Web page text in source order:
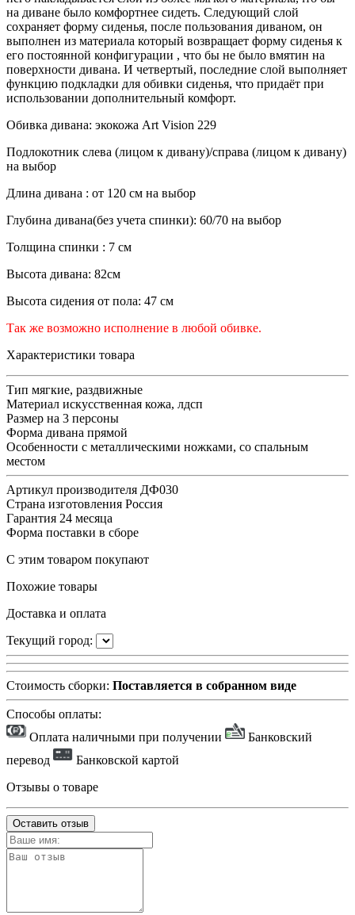
на диване было комфортнее сидеть. Следующий слой
сохраняет форму сиденья, после пользования диваном, он
выполнен из материала который возвращает форму сиденья к
его постоянной конфигурации , что бы не было вмятин на
поверхности дивана. И четвертый, последние слой выполняет
функцию подкладки для обивки сиденья, что придаёт при
использовании дополнительный комфорт.
Обивка дивана: экокожа Art Vision 229
Подлокотник слева (лицом к дивану)/справа (лицом к дивану)
на выбор
Длина дивана : от 120 см на выбор
Глубина дивана(без учета спинки): 60/70 на выбор
Толщина спинки : 7 см
Высота дивана: 82см
Высота сидения от пола: 47 см
Так же возможно исполнение в любой обивке.
Характеристики товара
Тип мягкие, раздвижные
Материал искусственная кожа, лдсп
Размер на 3 персоны
Форма дивана прямой
Особенности с металлическими ножками, со спальным
местом
Артикул производителя ДФ030
Страна изготовления Россия
Гарантия 24 месяца
Форма поставки в сборе
С этим товаром покупают
Похожие товары
Доставка и оплата
Текущий город:
Стоимость сборки: Поставляется в собранном виде
Способы оплаты:
Оплата наличными при получении
Банковский
перевод
Банковской картой
Отзывы о товаре
Оставить отзыв